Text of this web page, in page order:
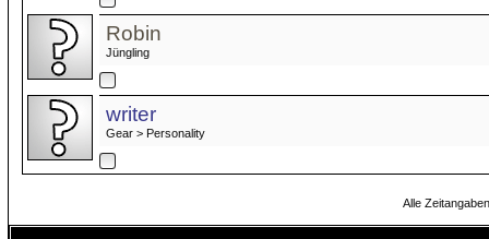
Robin
Jüngling
writer
Gear > Personality
Alle